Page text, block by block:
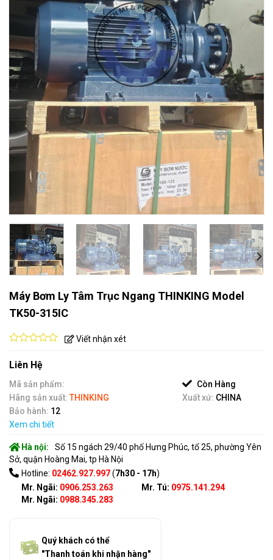
Máy Bơm Ly Tâm Trục Ngang THINKING Model
TK50-315IC
out
of
5
Viết nhận xét
Liên Hệ
Mã sản phẩm:
Còn Hàng
Hãng sản xuất: THINKING Xuất xứ: CHINA
Bảo hành: 12
Xem chi tiết
Hà nội:
Số 15 ngách 29/40 phố Hưng Phúc, tổ 25, phường Yên
Sở, quận Hoàng Mai, tp Hà Nội
Hotline: 02462.927.997(7h30 - 17h)
Mr. Ngãi: 0906.253.263
Mr. Ngãi: 0988.345.283
Mr. Tú: 0975.141.294
Quý khách có thể
"Thanh toán khi nhận hàng"